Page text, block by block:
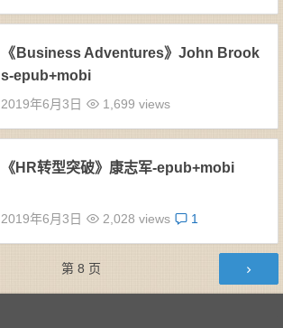
《Business Adventures》John Brook
s-epub+mobi
2019年6月3日 1,699 views
《HR转型突破》康志军-epub+mobi
2019年6月3日 2,028 views 1
第 8 页